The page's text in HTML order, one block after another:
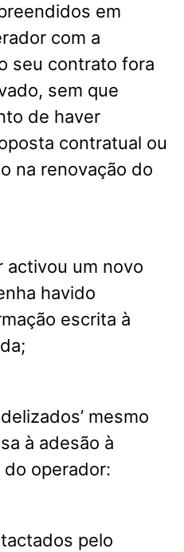
em
com a
seu contrato fora
sem que
de haver
contratual ou
na renovação do
um novo
havido
escrita à
mesmo
à adesão à
operador:
pelo